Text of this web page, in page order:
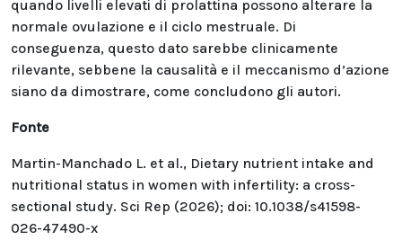
quando livelli elevati di prolattina possono alterare la
normale ovulazione e il ciclo mestruale. Di
conseguenza, questo dato sarebbe clinicamente
rilevante, sebbene la causalità e il meccanismo d’azione
siano da dimostrare, come concludono gli autori.
Fonte
Martin-Manchado L. et al., Dietary nutrient intake and
nutritional status in women with infertility: a cross-
sectional study. Sci Rep (2026); doi: 10.1038/s41598-
026-47490-x